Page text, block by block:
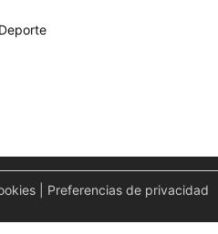
Preferencias de privacidad